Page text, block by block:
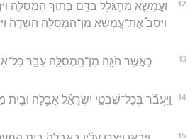
12
וַעֲמָשָׂ֛א מִתְגֹּלֵ֥ל בַּדָּ֖ם בְּת֣וֹךְ הַֽמְסִּלָּ֑ה
וַיַּסֵּב֩ אֶת־עֲמָשָׂ֨א מִן־הַֽמְסִלָּ֤ה הַשָּׂדֶה֙
13
כַּאֲשֶׁ֥ר הֹגָ֖ה מִן־הַֽמְסִלָּ֑ה עָבַ֤ר
14
וַֽיַּעֲבֹ֞ר בְּכָל־שִׁבְטֵ֣י יִשְׂרָאֵ֗ל אָבֵ֛לָה וּבֵ֥ית
15